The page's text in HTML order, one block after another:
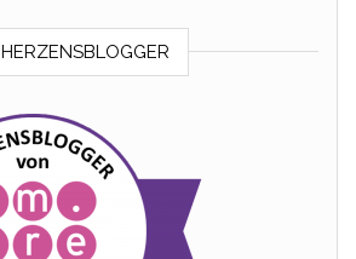
HERZENSBLOGGER